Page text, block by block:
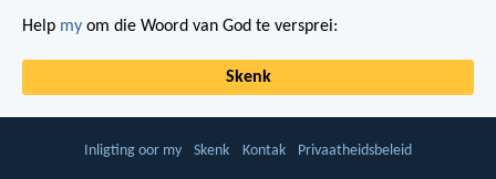
Help my om die Woord van God te versprei:
Skenk
Inligting oor my Skenk Kontak Privaatheidsbeleid